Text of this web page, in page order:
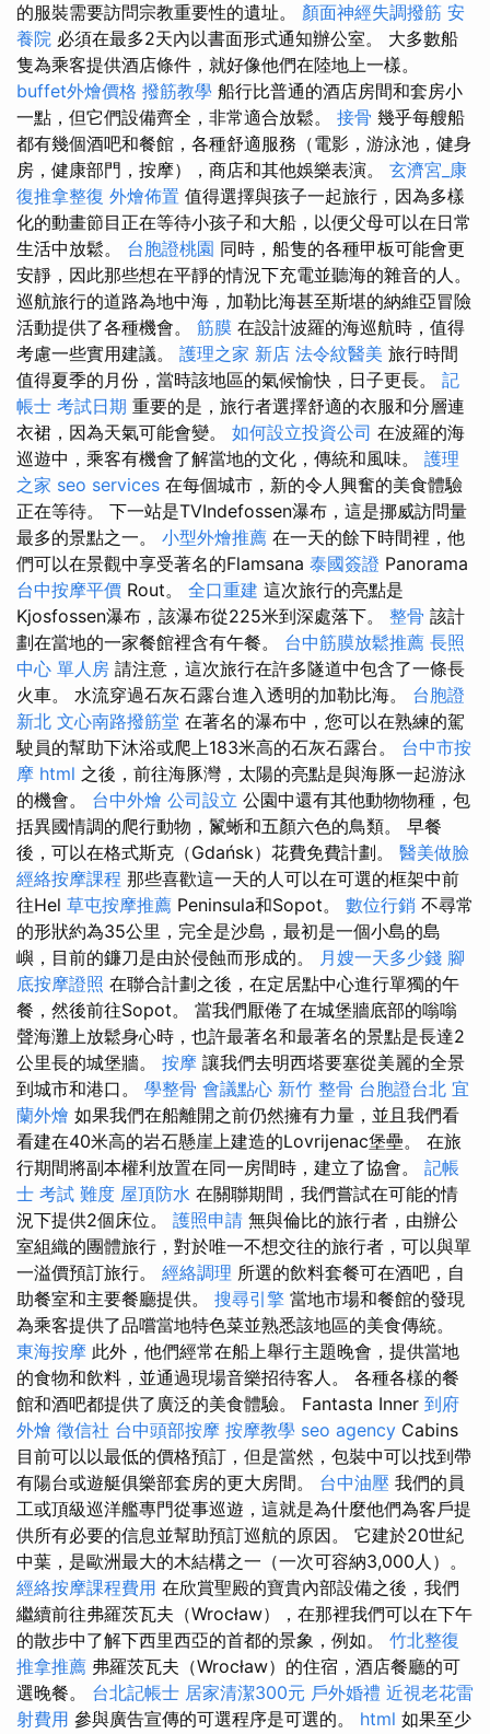
的服裝需要訪問宗教重要性的遺址。 顏面神經失調撥筋 安
養院 必須在最多2天內以書面形式通知辦公室。 大多數船
隻為乘客提供酒店條件，就好像他們在陸地上一樣。
buffet外燴價格 撥筋教學 船行比普通的酒店房間和套房小
一點，但它們設備齊全，非常適合放鬆。 接骨 幾乎每艘船
都有幾個酒吧和餐館，各種舒適服務（電影，游泳池，健身
房，健康部門，按摩），商店和其他娛樂表演。 玄濟宮_康
復推拿整復 外燴佈置 值得選擇與孩子一起旅行，因為多樣
化的動畫節目正在等待小孩子和大船，以便父母可以在日常
生活中放鬆。 台胞證桃園 同時，船隻的各種甲板可能會更
安靜，因此那些想在平靜的情況下充電並聽海的雜音的人。
巡航旅行的道路為地中海，加勒比海甚至斯堪的納維亞冒險
活動提供了各種機會。 筋膜 在設計波羅的海巡航時，值得
考慮一些實用建議。 護理之家 新店 法令紋醫美 旅行時間
值得夏季的月份，當時該地區的氣候愉快，日子更長。 記
帳士 考試日期 重要的是，旅行者選擇舒適的衣服和分層連
衣裙，因為天氣可能會變。 如何設立投資公司 在波羅的海
巡遊中，乘客有機會了解當地的文化，傳統和風味。 護理
之家 seo services 在每個城市，新的令人興奮的美食體驗
正在等待。 下一站是TVIndefossen瀑布，這是挪威訪問量
最多的景點之一。 小型外燴推薦 在一天的餘下時間裡，他
們可以在景觀中享受著名的Flamsana 泰國簽證 Panorama
台中按摩平價 Rout。 全口重建 這次旅行的亮點是
Kjosfossen瀑布，該瀑布從225米到深處落下。 整骨 該計
劃在當地的一家餐館裡含有午餐。 台中筋膜放鬆推薦 長照
中心 單人房 請注意，這次旅行在許多隧道中包含了一條長
火車。 水流穿過石灰石露台進入透明的加勒比海。 台胞證
新北 文心南路撥筋堂 在著名的瀑布中，您可以在熟練的駕
駛員的幫助下沐浴或爬上183米高的石灰石露台。 台中市按
摩 html 之後，前往海豚灣，太陽的亮點是與海豚一起游泳
的機會。 台中外燴 公司設立 公園中還有其他動物物種，包
括異國情調的爬行動物，鬣蜥和五顏六色的鳥類。 早餐
後，可以在格式斯克（Gdańsk）花費免費計劃。 醫美做臉
經絡按摩課程 那些喜歡這一天的人可以在可選的框架中前
往Hel 草屯按摩推薦 Peninsula和Sopot。 數位行銷 不尋常
的形狀約為35公里，完全是沙島，最初是一個小島的島
嶼，目前的鐮刀是由於侵蝕而形成的。 月嫂一天多少錢 腳
底按摩證照 在聯合計劃之後，在定居點中心進行單獨的午
餐，然後前往Sopot。 當我們厭倦了在城堡牆底部的嗡嗡
聲海灘上放鬆身心時，也許最著名和最著名的景點是長達2
公里長的城堡牆。 按摩 讓我們去明西塔要塞從美麗的全景
到城市和港口。 學整骨 會議點心 新竹 整骨 台胞證台北 宜
蘭外燴 如果我們在船離開之前仍然擁有力量，並且我們看
看建在40米高的岩石懸崖上建造的Lovrijenac堡壘。 在旅
行期間將副本權利放置在同一房間時，建立了協會。 記帳
士 考試 難度 屋頂防水 在關聯期間，我們嘗試在可能的情
況下提供2個床位。 護照申請 無與倫比的旅行者，由辦公
室組織的團體旅行，對於唯一不想交往的旅行者，可以與單
一溢價預訂旅行。 經絡調理 所選的飲料套餐可在酒吧，自
助餐室和主要餐廳提供。 搜尋引擎 當地市場和餐館的發現
為乘客提供了品嚐當地特色菜並熟悉該地區的美食傳統。
東海按摩 此外，他們經常在船上舉行主題晚會，提供當地
的食物和飲料，並通過現場音樂招待客人。 各種各樣的餐
館和酒吧都提供了廣泛的美食體驗。 Fantasta Inner 到府
外燴 徵信社 台中頭部按摩 按摩教學 seo agency Cabins
目前可以以最低的價格預訂，但是當然，包裝中可以找到帶
有陽台或遊艇俱樂部套房的更大房間。 台中油壓 我們的員
工或頂級巡洋艦專門從事巡遊，這就是為什麼他們為客戶提
供所有必要的信息並幫助預訂巡航的原因。 它建於20世紀
中葉，是歐洲最大的木結構之一（一次可容納3,000人）。
經絡按摩課程費用 在欣賞聖殿的寶貴內部設備之後，我們
繼續前往弗羅茨瓦夫（Wrocław），在那裡我們可以在下午
的散步中了解下西里西亞的首都的景象，例如。 竹北整復
推拿推薦 弗羅茨瓦夫（Wrocław）的住宿，酒店餐廳的可
選晚餐。 台北記帳士 居家清潔300元 戶外婚禮 近視老花雷
射費用 參與廣告宣傳的可選程序是可選的。 html 如果至少